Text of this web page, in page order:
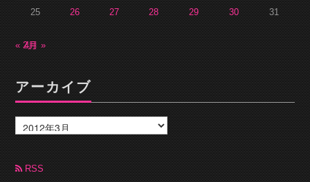
25 26 27 28 29 30 31
« 2月4月 »
アーカイブ
ー
カ
ブ RSS